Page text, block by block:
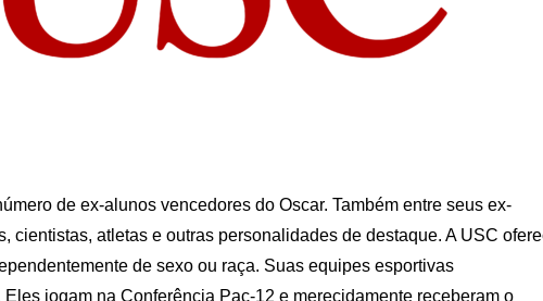
de ex-alunos vencedores do Oscar. Também entre seus ex-
cientistas, atletas e outras personalidades de destaque. A USC
de sexo ou raça. Suas equipes esportivas
jogam na Conferência Pac-12 e merecidamente receberam o